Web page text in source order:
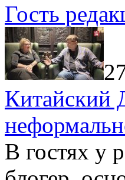
Гость
Китайский
В гостях у